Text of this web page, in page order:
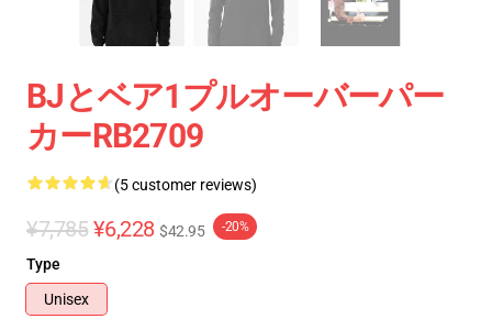
BJとベア1プルオーバーパー
カーRB2709
(5 customer reviews)
¥7,785 ¥6,228 $42.95 -20%
Type
Unisex